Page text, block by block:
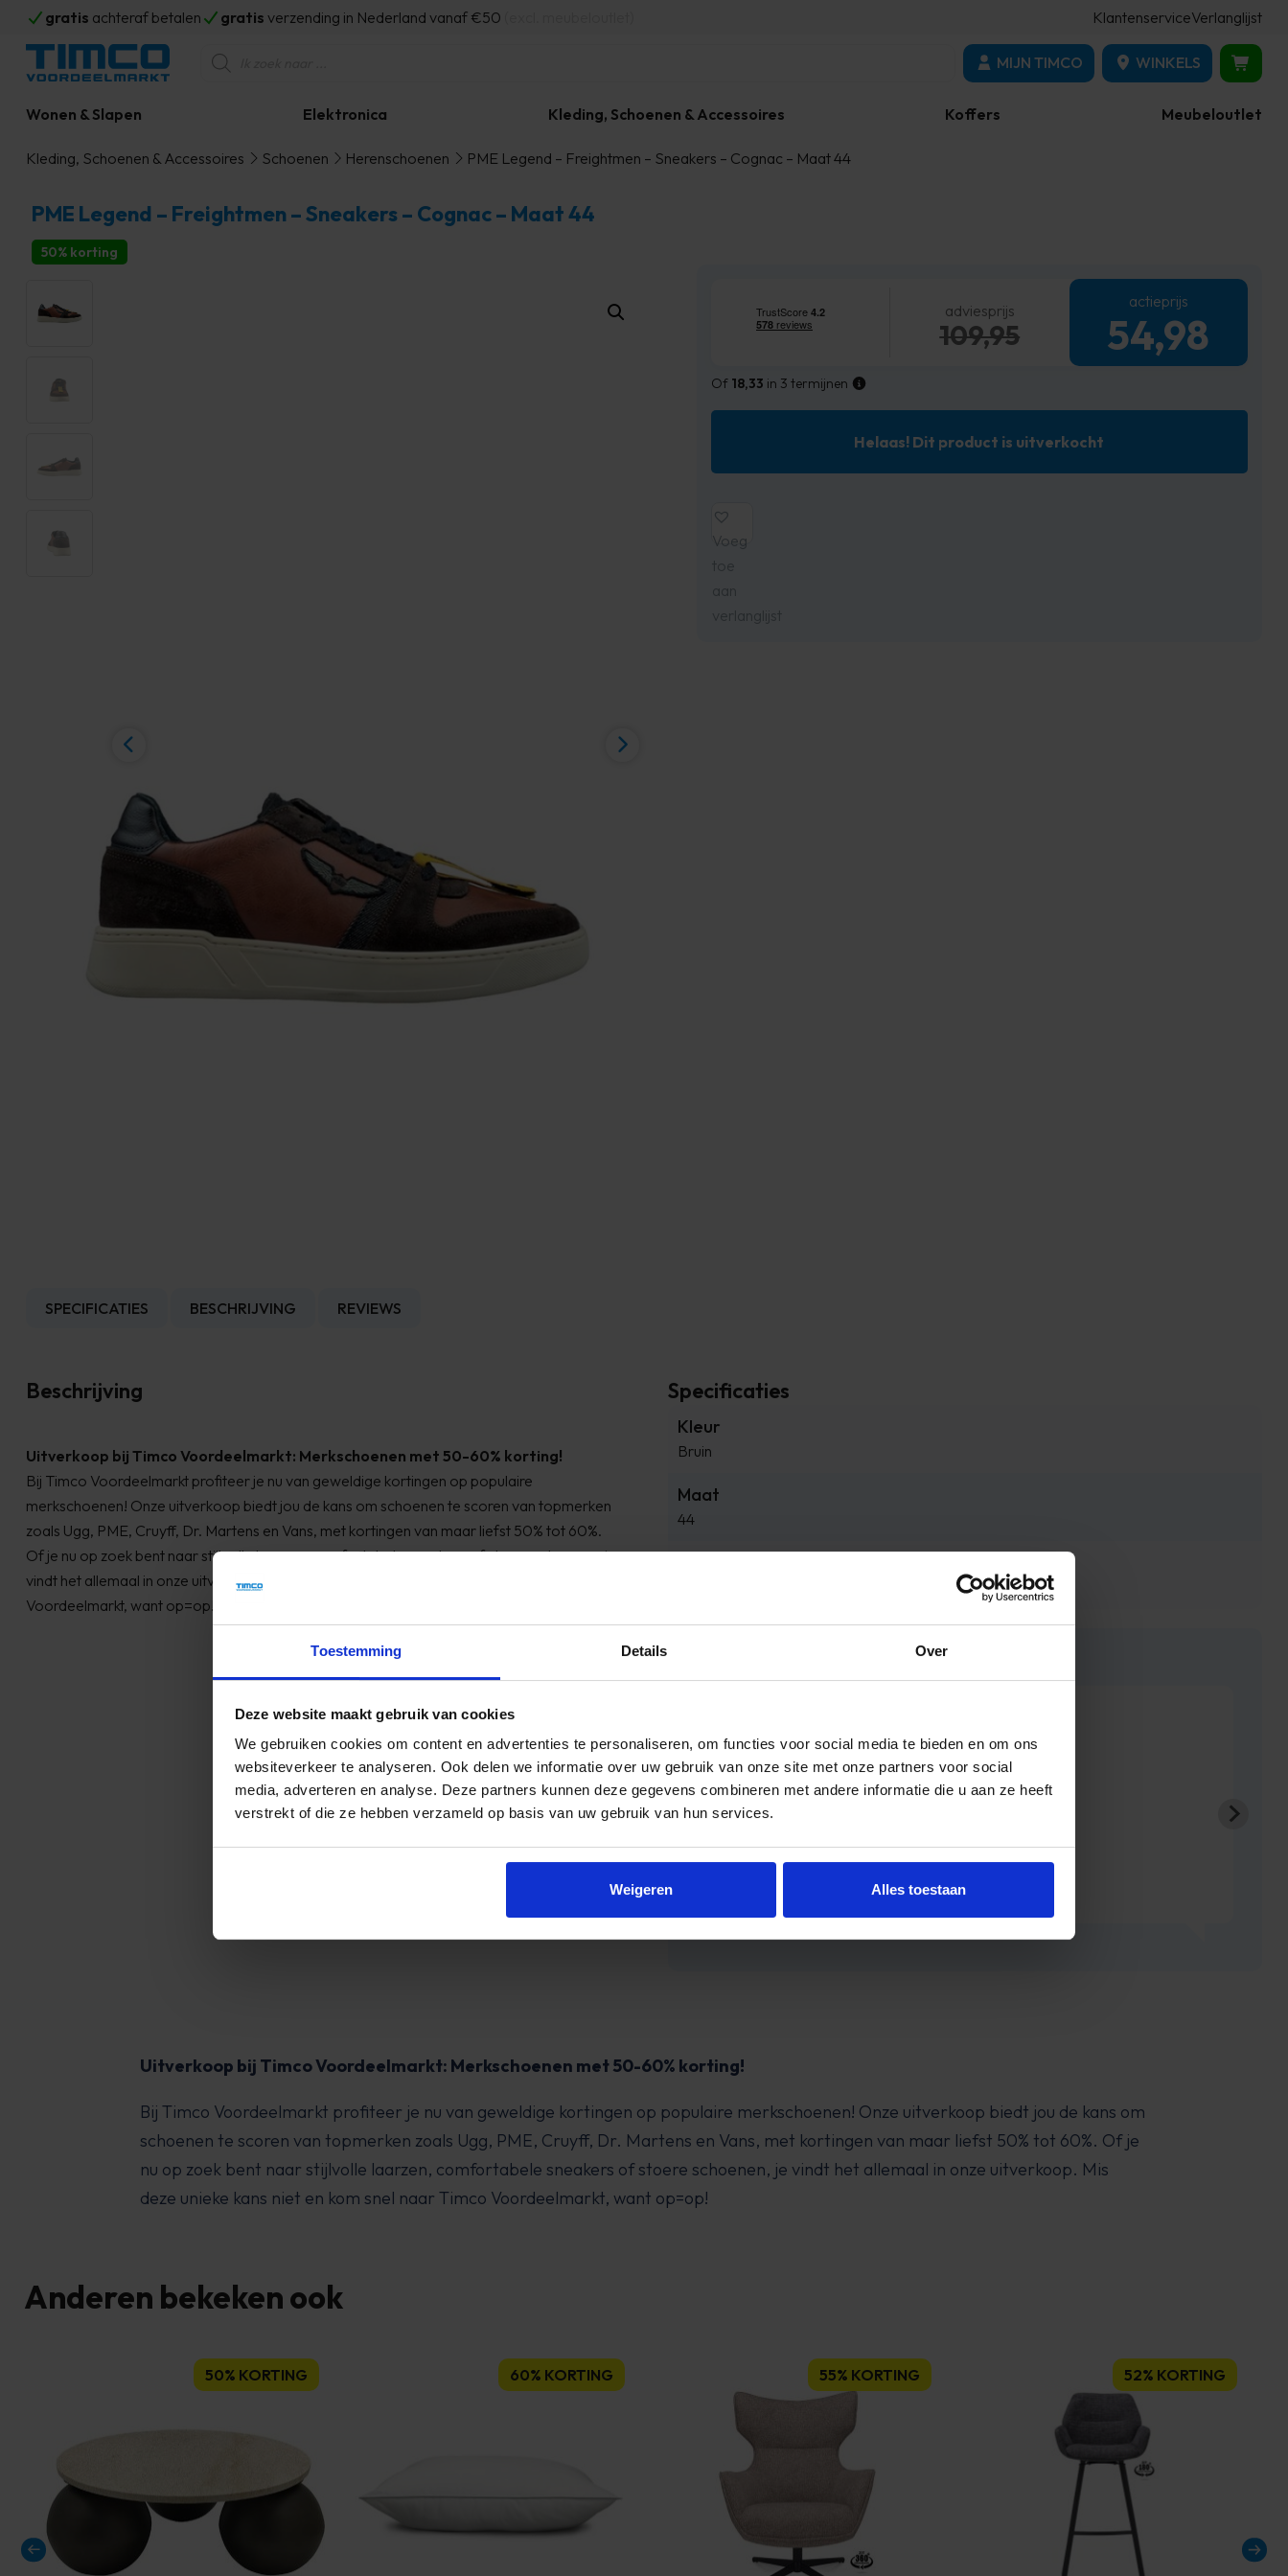
Toestemming Details Over
Deze website maakt gebruik van cookies
We gebruiken cookies om content en advertenties te personaliseren, om functies voor social media te bieden en om ons
websiteverkeer te analyseren. Ook delen we informatie over uw gebruik van onze site met onze partners voor social
media, adverteren en analyse. Deze partners kunnen deze gegevens combineren met andere informatie die u aan ze heeft
verstrekt of die ze hebben verzameld op basis van uw gebruik van hun services.
Weigeren Alles toestaan
gratis achteraf betalen gratis verzending in Nederland vanaf €50 KlantenserviceVerlanglijst
Producten
zoeken
MIJN TIMCO WINKELS
Wonen & Slapen Elektronica Kleding, Schoenen & Accessoires Koffers Meubeloutlet
Kleding, Schoenen & Accessoires Schoenen Herenschoenen PME Legend – Freightmen – Sneakers – Cognac – Maat 44
PME Legend – Freightmen – Sneakers – Cognac – Maat 44
50% korting
adviesprijs
109,95
actieprijs
54,98
Of 18,33 in 3 termijnen
Helaas! Dit product is uitverkocht
Voeg
SPECIFICATIES BESCHRIJVING REVIEWS
Beschrijving
Uitverkoop bij Timco Voordeelmarkt: Merkschoenen met 50-60% korting!
Bij Timco Voordeelmarkt profiteer je nu van geweldige kortingen op populaire
merkschoenen! Onze uitverkoop biedt jou de kans om schoenen te scoren van topmerken
zoals Ugg, PME, Cruyff, Dr. Martens en Vans, met kortingen van maar liefst 50% tot 60%.
Of je nu op zoek bent naar stijlvolle laarzen, comfortabele sneakers of stoere schoenen, je
vindt het allemaal in onze uitverkoop. Mis deze unieke kans niet en kom snel naar Timco
Voordeelmarkt, want op=op!
Specificaties
Kleur
Bruin
Maat
44
Onze eerste bestelling bij Timco Voordeelmarkt.
We zijn er erg blij.
Absolute aanrader!
Lusi
Uitverkoop bij Timco Voordeelmarkt: Merkschoenen met 50-60% korting!
Bij Timco Voordeelmarkt profiteer je nu van geweldige kortingen op populaire merkschoenen! Onze uitverkoop biedt jou de kans om
schoenen te scoren van topmerken zoals Ugg, PME, Cruyff, Dr. Martens en Vans, met kortingen van maar liefst 50% tot 60%. Of je
nu op zoek bent naar stijlvolle laarzen, comfortabele sneakers of stoere schoenen, je vindt het allemaal in onze uitverkoop. Mis
deze unieke kans niet en kom snel naar Timco Voordeelmarkt, want op=op!
Anderen bekeken ook
50% KORTING 60% KORTING 55% KORTING 52% KORTING